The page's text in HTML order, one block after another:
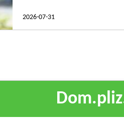
2026-07-31